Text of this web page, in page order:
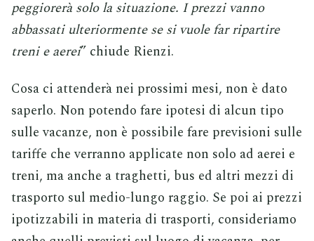
peggiorerà solo la situazione. I prezzi vanno
abbassati ulteriormente se si vuole far ripartire
treni e aerei” chiude Rienzi.
Cosa ci attenderà nei prossimi mesi, non è dato
saperlo. Non potendo fare ipotesi di alcun tipo
sulle vacanze, non è possibile fare previsioni sulle
tariffe che verranno applicate non solo ad aerei e
treni, ma anche a traghetti, bus ed altri mezzi di
trasporto sul medio-lungo raggio. Se poi ai prezzi
ipotizzabili in materia di trasporti, consideriamo